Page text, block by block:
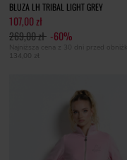
BLUZA LH TRIBAL LIGHT GREY
107,00 zł
269,00 zł -60%
Najniższa cena z 30 dni przed obniżką
134,00 zł